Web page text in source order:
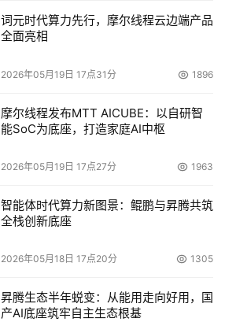
词元时代算力先行，摩尔线程云边端产品
全面亮相
2026年05月19日 17点31分 1896
摩尔线程发布MTT AICUBE：以自研智
能SoC为底座，打造家庭AI中枢
2026年05月19日 17点27分 1963
智能体时代算力新图景：鲲鹏与昇腾共筑
全栈创新底座
2026年05月18日 17点20分 1305
昇腾生态半年蜕变：从能用走向好用，国
产AI底座筑牢自主生态根基